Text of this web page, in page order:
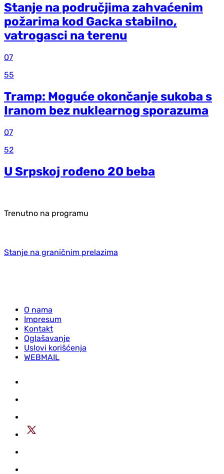
Stanje na područjima zahvaćenim
požarima kod Gacka stabilno,
vatrogasci na terenu
07
55
Tramp: Moguće okončanje sukoba s
Iranom bez nuklearnog sporazuma
07
52
U Srpskoj rođeno 20 beba
Trenutno na programu
Stanje na graničnim prelazima
O nama
Impresum
Kontakt
Oglašavanje
Uslovi korišćenja
WEBMAIL